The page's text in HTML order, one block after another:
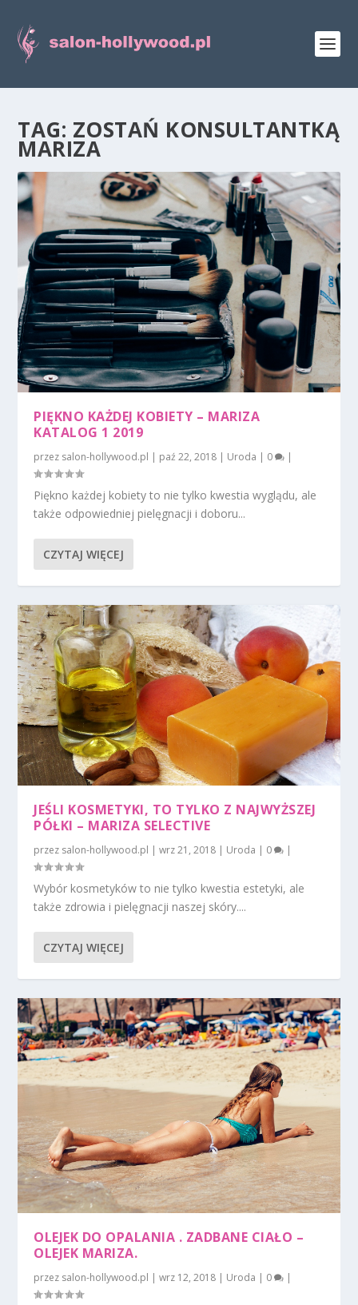
TAG: ZOSTAŃ KONSULTANTKĄ
MARIZA
PIĘKNO KAŻDEJ KOBIETY – MARIZA
KATALOG 1 2019
przez salon-hollywood.pl | paź 22, 2018 | Uroda | 0 |
Piękno każdej kobiety to nie tylko kwestia wyglądu, ale
także odpowiedniej pielęgnacji i doboru...
CZYTAJ WIĘCEJ
JEŚLI KOSMETYKI, TO TYLKO Z NAJWYŻSZEJ
PÓŁKI – MARIZA SELECTIVE
przez salon-hollywood.pl |wrz 21, 2018 | Uroda | 0 |
Wybór kosmetyków to nie tylko kwestia estetyki, ale
także zdrowia i pielęgnacji naszej skóry....
CZYTAJ WIĘCEJ
OLEJEK DO OPALANIA . ZADBANE CIAŁO –
OLEJEK MARIZA.
przez salon-hollywood.pl |wrz 12, 2018 | Uroda | 0 |